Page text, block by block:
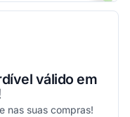
válido em
nas suas compras!